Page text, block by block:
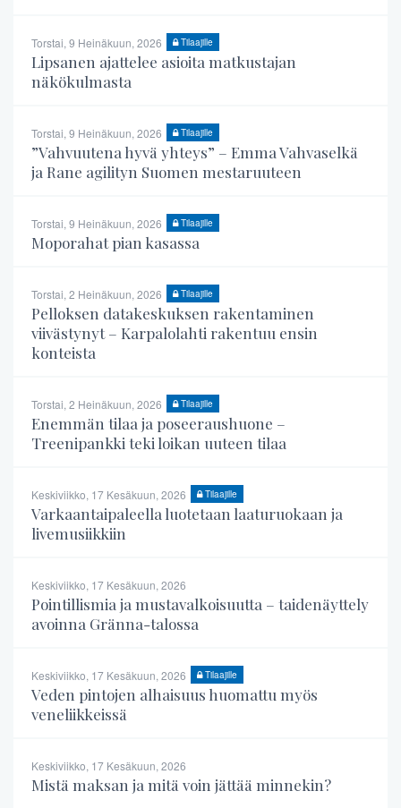
Torstai, 9 Heinäkuun, 2026 Tilaajille
Lipsanen ajattelee asioita matkustajan
näkökulmasta
Torstai, 9 Heinäkuun, 2026 Tilaajille
”Vahvuutena hyvä yhteys” – Emma Vahvaselkä
ja Rane agilityn Suomen mestaruuteen
Torstai, 9 Heinäkuun, 2026 Tilaajille
Moporahat pian kasassa
Torstai, 2 Heinäkuun, 2026 Tilaajille
Pelloksen datakeskuksen rakentaminen
viivästynyt – Karpalolahti rakentuu ensin
konteista
Torstai, 2 Heinäkuun, 2026 Tilaajille
Enemmän tilaa ja poseeraushuone –
Treenipankki teki loikan uuteen tilaa
Keskiviikko, 17 Kesäkuun, 2026 Tilaajille
Varkaantaipaleella luotetaan laaturuokaan ja
livemusiikkiin
Keskiviikko, 17 Kesäkuun, 2026
Pointillismia ja mustavalkoisuutta – taidenäyttely
avoinna Gränna-talossa
Keskiviikko, 17 Kesäkuun, 2026 Tilaajille
Veden pintojen alhaisuus huomattu myös
veneliikkeissä
Keskiviikko, 17 Kesäkuun, 2026
Mistä maksan ja mitä voin jättää minnekin?